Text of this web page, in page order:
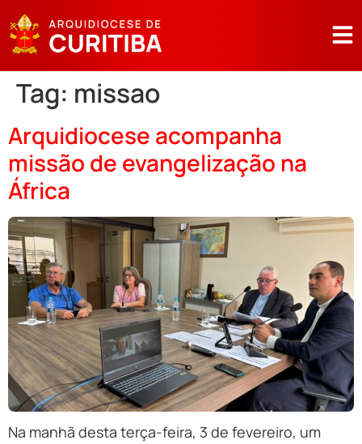
Tag: missao
Arquidiocese acompanha
missão de evangelização na
África
Na manhã desta terça-feira, 3 de fevereiro, um